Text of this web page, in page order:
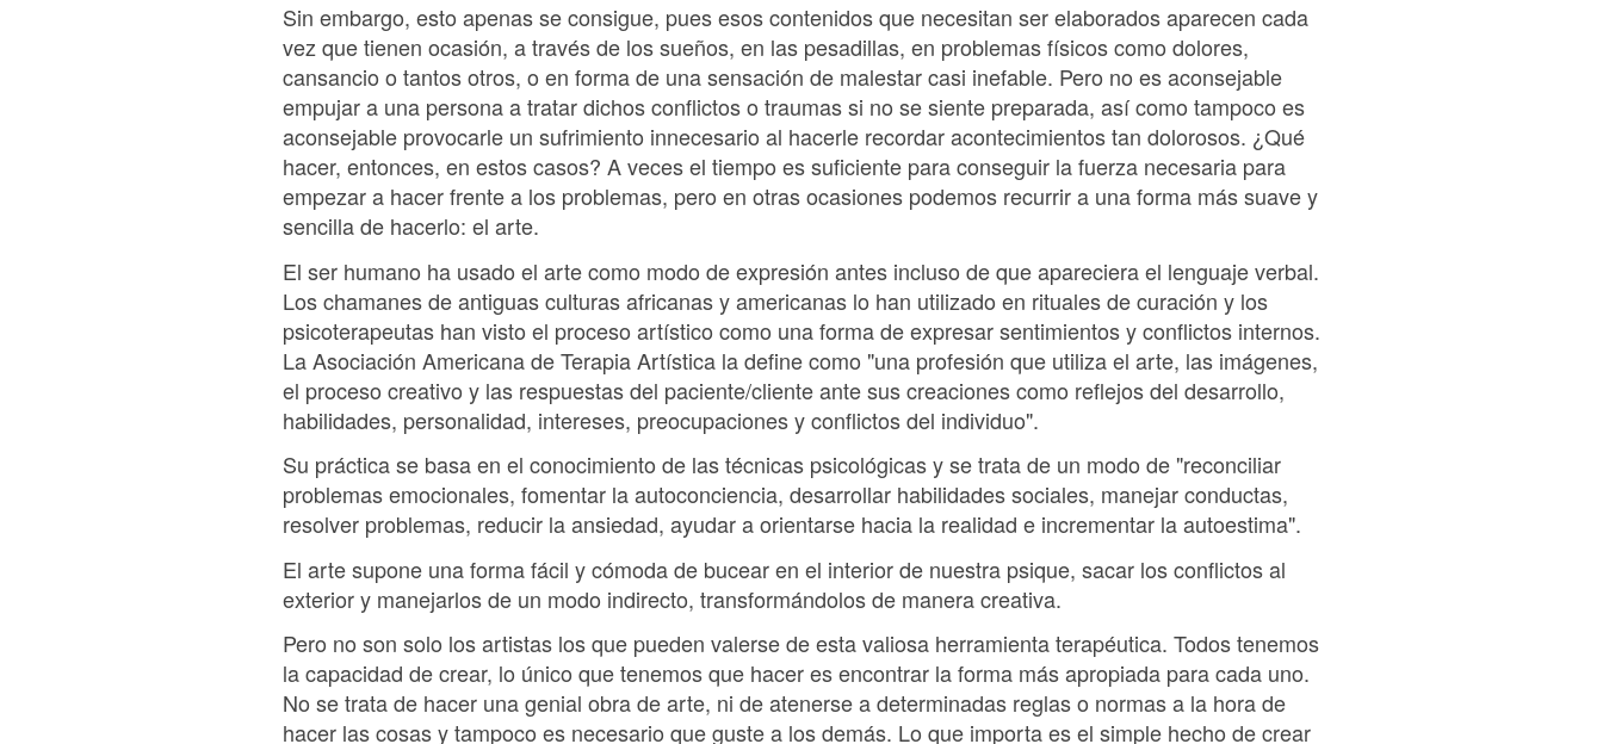
Sin embargo, esto apenas se consigue, pues esos contenidos que necesitan ser elaborados aparecen cada
vez que tienen ocasión, a través de los sueños, en las pesadillas, en problemas físicos como dolores,
cansancio o tantos otros, o en forma de una sensación de malestar casi inefable. Pero no es aconsejable
empujar a una persona a tratar dichos conflictos o traumas si no se siente preparada, así como tampoco es
aconsejable provocarle un sufrimiento innecesario al hacerle recordar acontecimientos tan dolorosos. ¿Qué
hacer, entonces, en estos casos? A veces el tiempo es suficiente para conseguir la fuerza necesaria para
empezar a hacer frente a los problemas, pero en otras ocasiones podemos recurrir a una forma más suave y
sencilla de hacerlo: el arte.
El ser humano ha usado el arte como modo de expresión antes incluso de que apareciera el lenguaje verbal.
Los chamanes de antiguas culturas africanas y americanas lo han utilizado en rituales de curación y los
psicoterapeutas han visto el proceso artístico como una forma de expresar sentimientos y conflictos internos.
La Asociación Americana de Terapia Artística la define como "una profesión que utiliza el arte, las imágenes,
el proceso creativo y las respuestas del paciente/cliente ante sus creaciones como reflejos del desarrollo,
habilidades, personalidad, intereses, preocupaciones y conflictos del individuo".
Su práctica se basa en el conocimiento de las técnicas psicológicas y se trata de un modo de "reconciliar
problemas emocionales, fomentar la autoconciencia, desarrollar habilidades sociales, manejar conductas,
resolver problemas, reducir la ansiedad, ayudar a orientarse hacia la realidad e incrementar la autoestima".
El arte supone una forma fácil y cómoda de bucear en el interior de nuestra psique, sacar los conflictos al
exterior y manejarlos de un modo indirecto, transformándolos de manera creativa.
Pero no son solo los artistas los que pueden valerse de esta valiosa herramienta terapéutica. Todos tenemos
la capacidad de crear, lo único que tenemos que hacer es encontrar la forma más apropiada para cada uno.
No se trata de hacer una genial obra de arte, ni de atenerse a determinadas reglas o normas a la hora de
hacer las cosas y tampoco es necesario que guste a los demás. Lo que importa es el simple hecho de crear